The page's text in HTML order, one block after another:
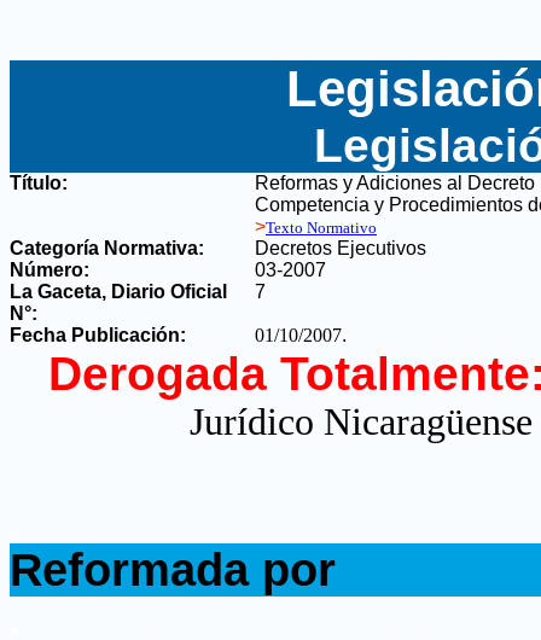
Título:
Reformas y Adiciones al
Competencia y Procedimientos
>Texto Normativo
Categoría Normativa:
Decretos Ejecutivos
Número:
03-2007
La Gaceta, Diario Oficial
N°:
7
Fecha Publicación: 01/10/2007.
Derogada
Jurídico
Reformada por